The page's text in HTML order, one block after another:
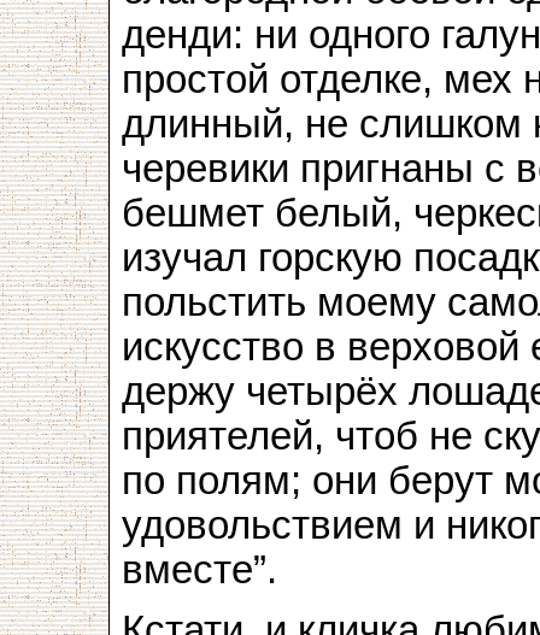
денди: ни одного
простой отделке,
длинный, не слишком
черевики пригнаны с
бешмет белый,
изучал горскую
польстить моему
искусство в
держу четырёх
приятелей, чтоб не
по полям; они берут
удовольствием и
вместе”.